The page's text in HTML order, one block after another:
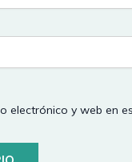
electrónico y web en